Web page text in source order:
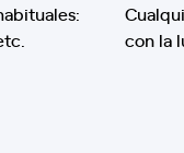
con la